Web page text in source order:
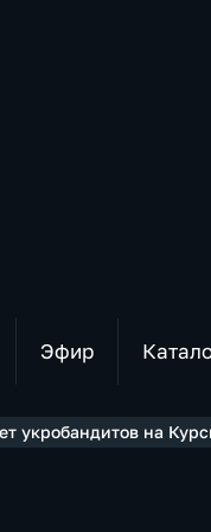
Эфир
укробандитов на